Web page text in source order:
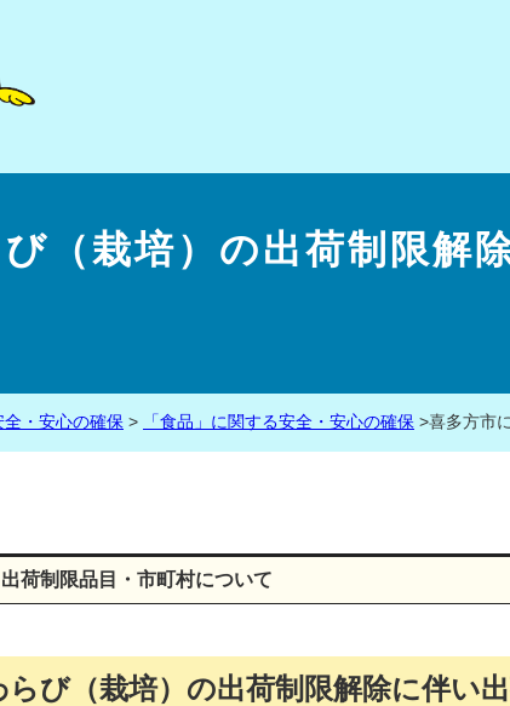
（栽培）の出荷制限解
全・安心の確保 > 「食品」に関する安全・安心の確保 >喜多方市
荷制限品目・市町村について
び（栽培）の出荷制限解除に伴い